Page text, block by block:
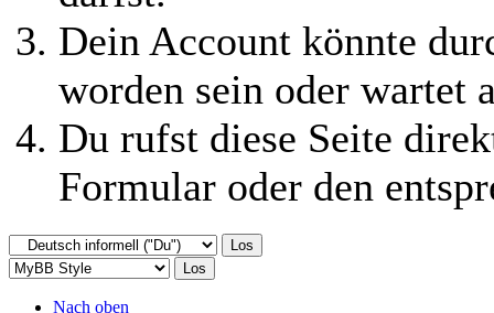
Dein Account könnte
worden sein oder wartet
Du rufst diese Seite
Formular oder den
Nach oben